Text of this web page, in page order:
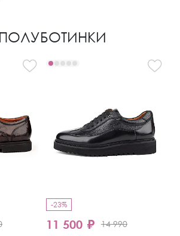
ПОЛУБОТИНКИ
-23%
11 500 ₽ 14 990